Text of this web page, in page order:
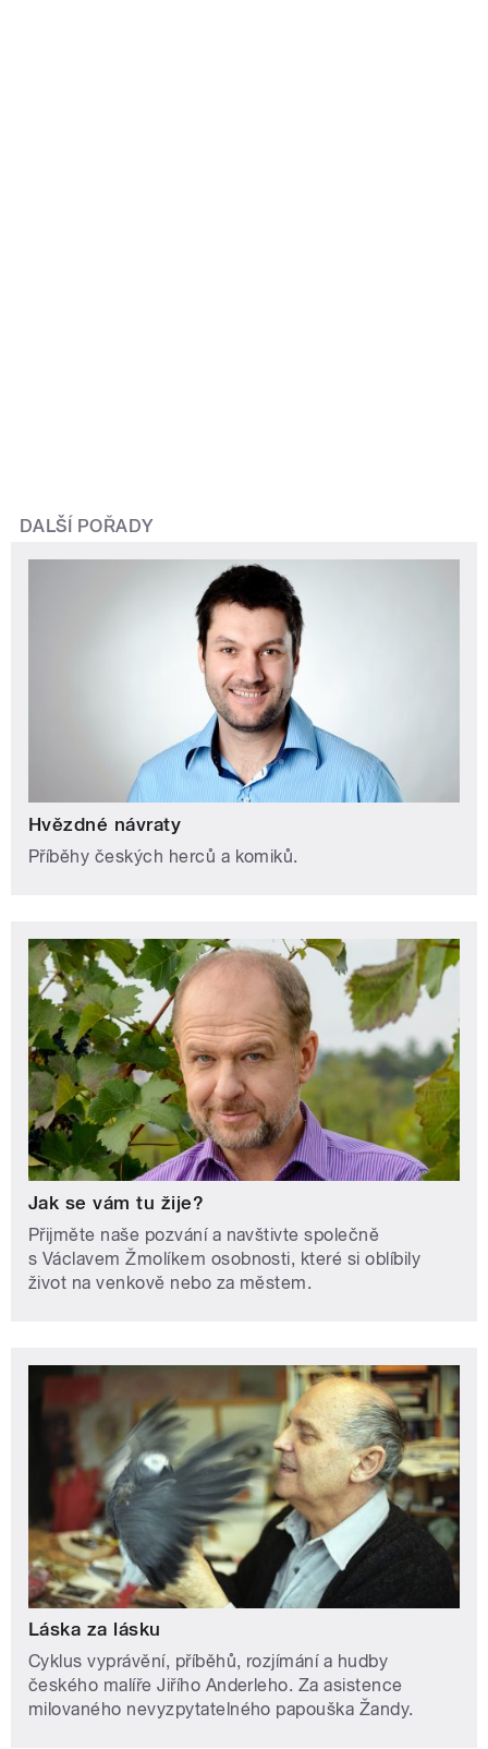
DALŠÍ POŘADY
Hvězdné návraty
Příběhy českých herců a komiků.
Jak se vám tu žije?
Přijměte naše pozvání a navštivte společně
s Václavem Žmolíkem osobnosti, které si oblíbily
život na venkově nebo za městem.
Láska za lásku
Cyklus vyprávění, příběhů, rozjímání a hudby
českého malíře Jiřího Anderleho. Za asistence
milovaného nevyzpytatelného papouška Žandy.